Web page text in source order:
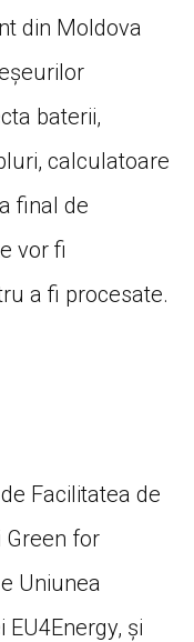
din Moldova
baterii,
calculatoare
final de
vor fi
a fi procesate.
Facilitatea de
Green for
Uniunea
și